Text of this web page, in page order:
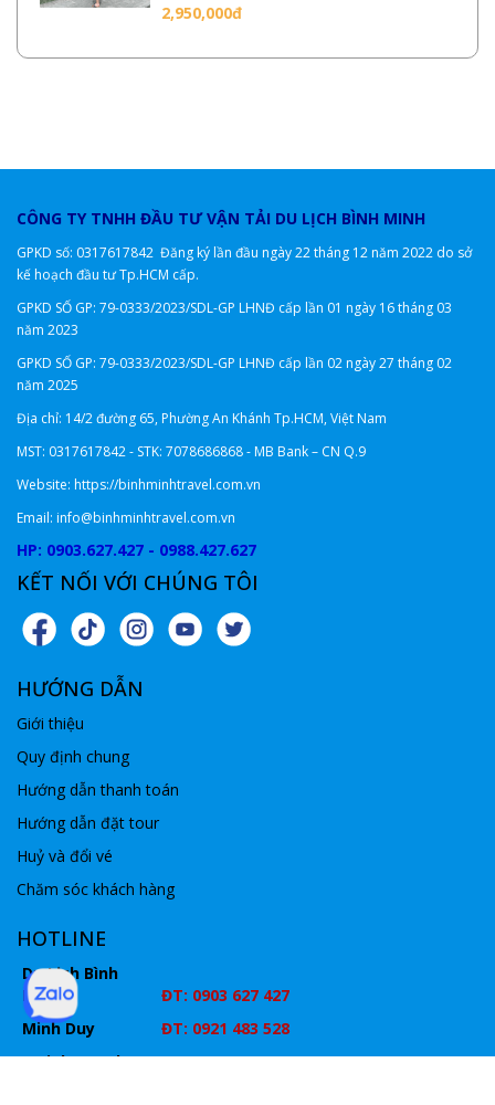
2,950,000đ
CÔNG TY TNHH ĐẦU TƯ VẬN TẢI DU LỊCH BÌNH MINH
GPKD số: 0317617842 Đăng ký lần đầu ngày 22 tháng 12 năm 2022 do sở
kế hoạch đầu tư Tp.HCM cấp.
GPKD SỐ GP: 79-0333/2023/SDL-GP LHNĐ cấp lần 01 ngày 16 tháng 03
năm 2023
GPKD SỐ GP: 79-0333/2023/SDL-GP LHNĐ cấp lần 02 ngày 27 tháng 02
năm 2025
Địa chỉ: 14/2 đường 65, Phường An Khánh Tp.HCM, Việt Nam
MST: 0317617842 - STK: 7078686868 - MB Bank – CN Q.9
Website: https://binhminhtravel.com.vn
Email: info@binhminhtravel.com.vn
HP: 0903.627.427 - 0988.427.627
KẾT NỐI VỚI CHÚNG TÔI
HƯỚNG DẪN
Giới thiệu
Quy định chung
Hướng dẫn thanh toán
Hướng dẫn đặt tour
Huỷ và đổi vé
Chăm sóc khách hàng
HOTLINE
Du Lịch Bình
Minh
ĐT: 0903 627 427
Minh Duy
ĐT: 0921 483 528
P.Kinh Doanh
ĐT: 0903627427